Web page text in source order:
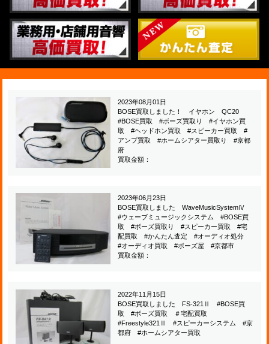
2023年08月01日
BOSE買取しました！ イヤホン QC20
#BOSE買取 #ボーズ買取り #イヤホン買
取 #ヘッドホン買取 #スピーカー買取 #
アンプ買取 #ホームシアター買取り #京都
府
買取金額：
2023年06月23日
BOSE買取しました WaveMusicSystemⅣ
#ウェーブミュージックシステム #BOSE買
取 #ボーズ買取り #スピーカー買取 #宅
配買取 #かんたん査定 #オーディオ処分
#オーディオ買取 #ボーズ屋 #京都市
買取金額：
2022年11月15日
BOSE買取しました FS-321Ⅱ #BOSE買
取 #ボーズ買取 ＃宅配買取
#Freestyle321Ⅱ #スピーカーシステム #京
都府 #ホームシアター買取